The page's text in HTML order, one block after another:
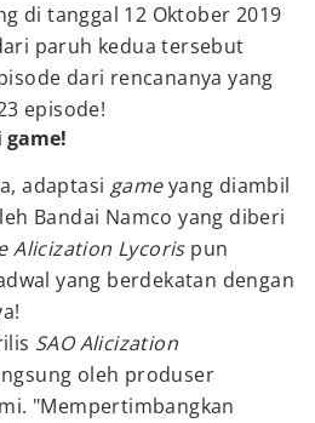
di tanggal 12 Oktober 2019
paruh kedua tersebut
dari rencananya yang
episode!
adaptasi gameyang diambil
Bandai Namco yang diberi
Alicization Lycoris pun
yang berdekatan dengan
SAO Alicization
oleh produser
"Mempertimbangkan